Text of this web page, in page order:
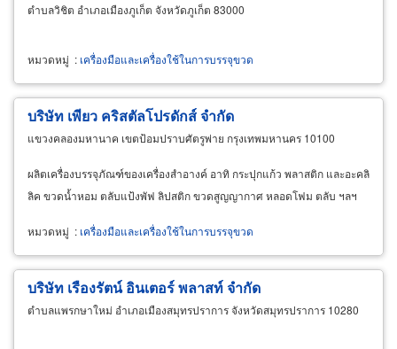
ตำบลวิชิต อำเภอเมืองภูเก็ต จังหวัดภูเก็ต 83000
หมวดหมู่ : เครื่องมือและเครื่องใช้ในการบรรจุขวด
บริษัท เพียว คริสตัลโปรดักส์ จำกัด
แขวงคลองมหานาค เขตป้อมปราบศัตรูพ่าย กรุงเทพมหานคร 10100
ผลิตเครื่องบรรจุภัณฑ์ของเครื่องสำอางค์ อาทิ กระปุกแก้ว พลาสติก และอะคลิ
ลิค ขวดน้ำหอม ตลับแป้งพัฟ ลิปสติก ขวดสูญญากาศ หลอดโฟม ตลับ ฯลฯ
หมวดหมู่ : เครื่องมือและเครื่องใช้ในการบรรจุขวด
บริษัท เรืองรัตน์ อินเตอร์ พลาสท์ จำกัด
ตำบลแพรกษาใหม่ อำเภอเมืองสมุทรปราการ จังหวัดสมุทรปราการ 10280